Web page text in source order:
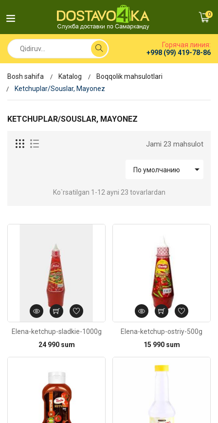
0
Горячая линия:
+998 (99) 419-78-86
Bosh sahifa Katalog
Boqqolik mahsulotlari
Ketchuplar/Souslar, Mayonez
KETCHUPLAR/SOUSLAR, MAYONEZ
Jami 23 mahsulot
По умолчанию 
Ko`rsatilgan 1-12 ayni 23 tovarlardan
Elena-ketchup-sladkie-1000g
24 990 sum
Elena-ketchup-ostriy-500g
15 990 sum